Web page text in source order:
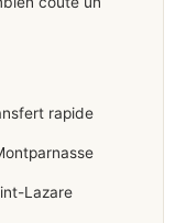
rapide
Lazare